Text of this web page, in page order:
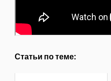
Статьи по теме: